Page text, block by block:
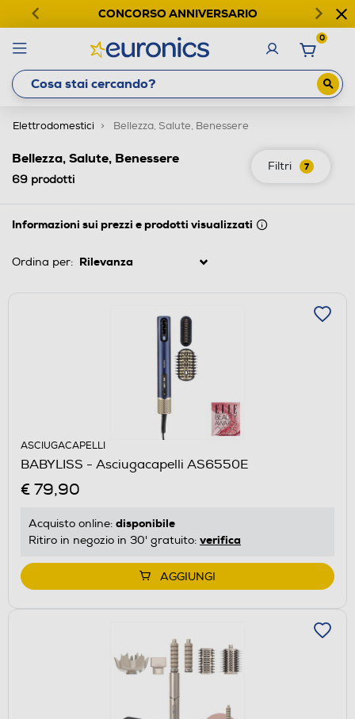
CONCORSO ANNIVERSARIO
0
Elettrodomestici Bellezza, Salute, Benessere
Filtri 7
Bellezza, Salute, Benessere
69 prodotti
Informazioni sui prezzi e prodotti visualizzati
Ordina per:
ASCIUGACAPELLI
BABYLISS - Asciugacapelli AS6550E
€ 79,90
Acquisto online: disponibile
Ritiro in negozio in 30' gratuito: verifica
AGGIUNGI